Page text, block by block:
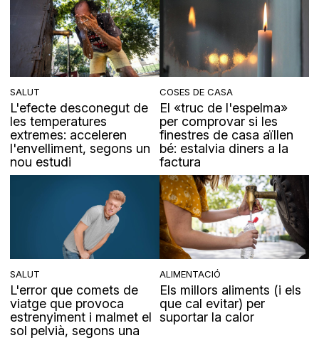
SALUT
L'efecte desconegut de
les temperatures
extremes: acceleren
l'envelliment, segons un
nou estudi
COSES DE CASA
El «truc de l'espelma»
per comprovar si les
finestres de casa aïllen
bé: estalvia diners a la
factura
SALUT
L'error que comets de
viatge que provoca
estrenyiment i malmet el
sol pelvià, segons una
ALIMENTACIÓ
Els millors aliments (i els
que cal evitar) per
suportar la calor